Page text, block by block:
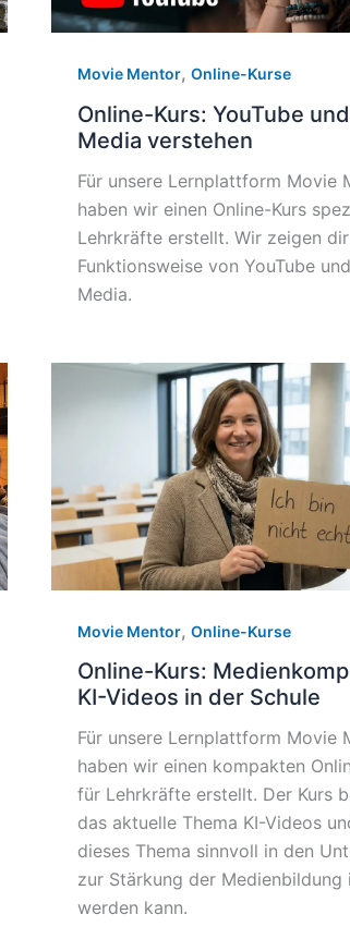
Movie Mentor, Online-Kurse
Online-Kurs: YouTube
Media verstehen
Für unsere Lernplattform Movie
haben wir einen Online-Kurs
Lehrkräfte erstellt. Wir zeigen
Funktionsweise von YouTube
Media.
Movie Mentor, Online-Kurse
Online-Kurs:
KI-Videos in der Schule
Für unsere Lernplattform Movie
haben wir einen kompakten
für Lehrkräfte erstellt. Der Kurs
das aktuelle Thema KI-Videos
dieses Thema sinnvoll in den
zur Stärkung der Medienbildung
werden kann.